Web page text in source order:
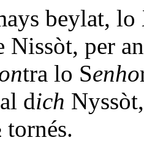
beylat,
Nissòt, per
tra lo Senho
dich